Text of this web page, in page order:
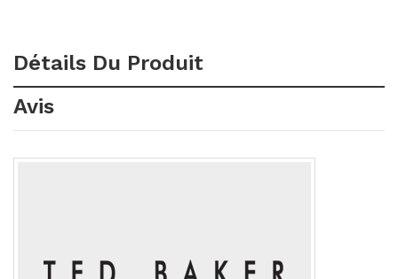
Détails Du Produit
Avis